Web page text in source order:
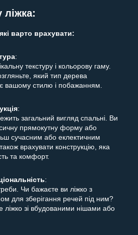
ліжка:
варто врахувати:
:
текстуру і кольорову гаму.
який тип дерева
вашому стилю і побажанням.
:
загальний вигляд спальні. Ви
прямокутну форму або
сучасним або еклектичним
врахувати конструкцію, яка
та комфорт.
:
Чи бажаєте ви ліжко з
для зберігання речей під ним?
зі вбудованими нішами або